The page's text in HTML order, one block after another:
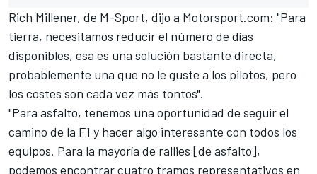
Rich Millener, de M-Sport, dijo a Motorsport.com: "Para
tierra, necesitamos reducir el número de días
disponibles, esa es una solución bastante directa,
probablemente una que no le guste a los pilotos, pero
los costes son cada vez más tontos".
"Para asfalto, tenemos una oportunidad de seguir el
camino de la F1 y hacer algo interesante con todos los
equipos. Para la mayoría de rallies [de asfalto],
podemos encontrar cuatro tramos representativos en